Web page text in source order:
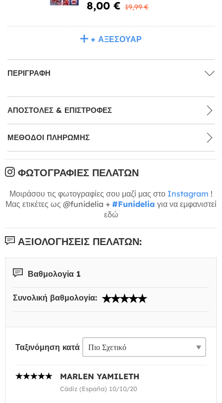
8,00 € 19,99 €
+ ΑΞΕΣΟΥΆΡ
ΠΕΡΙΓΡΑΦΉ
ΑΠΟΣΤΟΛΈΣ & ΕΠΙΣΤΡΟΦΈΣ
ΜΕΘΌΔΟΙ ΠΛΗΡΩΜΉΣ
ΦΩΤΟΓΡΑΦΊΕΣ ΠΕΛΑΤΏΝ
Μοιράσου τις φωτογραφίες σου μαζί μας στο Instagram !
Μας ετικέτες ως @funidelia + #Funidelia για να εμφανιστεί
εδώ
ΑΞΙΟΛΟΓΉΣΕΙΣ ΠΕΛΑΤΏΝ:
Βαθμολογία 1
Συνολική βαθμολογία:
Ταξινόμηση κατά
MARLEN YAMILETH
Cádiz (España) 10/10/20